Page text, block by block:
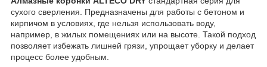
сухого сверления. Предназначены для работы с бетоном и
кирпичом в условиях, где нельзя использовать воду,
например, в жилых помещениях или на высоте. Такой подход
позволяет избежать лишней грязи, упрощает уборку и делает
процесс более удобным.